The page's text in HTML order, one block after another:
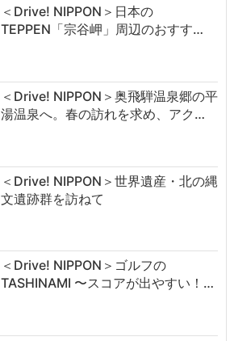
＜Drive! NIPPON＞日本の
TEPPEN「宗谷岬」周辺のおすす…
＜Drive! NIPPON＞奥飛騨温泉郷の平
湯温泉へ。春の訪れを求め、アク…
＜Drive! NIPPON＞世界遺産・北の縄
文遺跡群を訪ねて
＜Drive! NIPPON＞ゴルフの
TASHINAMI 〜スコアが出やすい！…